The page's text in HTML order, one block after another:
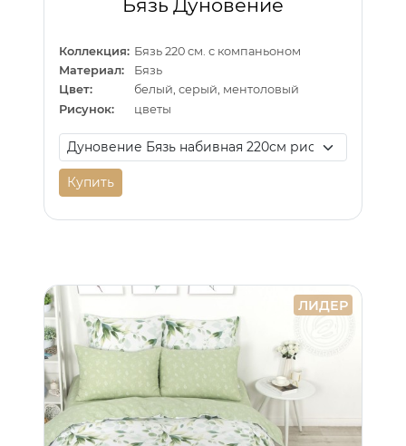
Бязь Дуновение
Коллекция: Бязь 220 см. с компаньоном
Материал:
Бязь
Цвет:
белый, серый, ментоловый
Рисунок:
цветы
Купить
ЛИДЕР